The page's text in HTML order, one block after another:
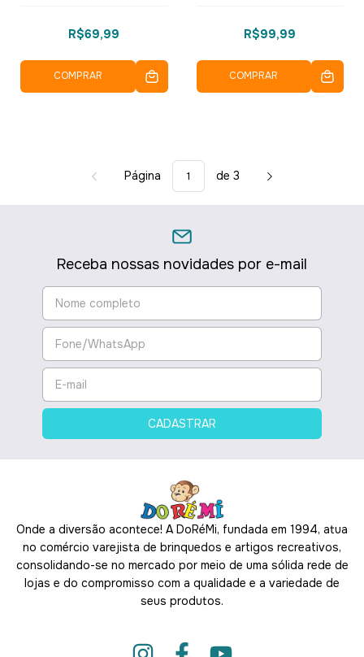
R$69,99
COMPRAR
pçs 4402-15 - Dorémi
R$99,99
COMPRAR
Página de 3
Receba nossas novidades por e-mail
Onde a diversão acontece! A DoRéMi, fundada em 1994, atua
no comércio varejista de brinquedos e artigos recreativos,
consolidando-se no mercado por meio de uma sólida rede de
lojas e do compromisso com a qualidade e a variedade de
seus produtos.